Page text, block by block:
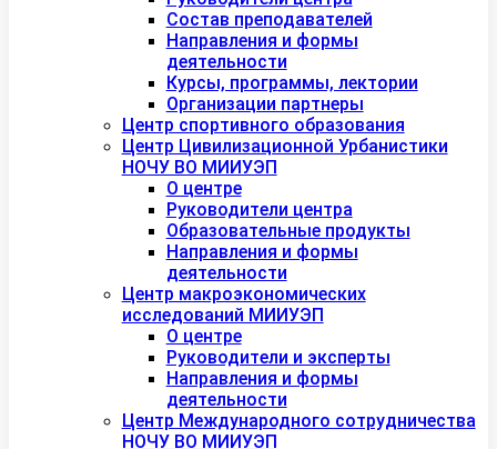
Состав преподавателей
Направления и формы
деятельности
Курсы, программы, лектории
Организации партнеры
Центр спортивного образования
Центр Цивилизационной Урбанистики
НОЧУ ВО МИИУЭП
О центре
Руководители центра
Образовательные продукты
Направления и формы
деятельности
Центр макроэкономических
исследований МИИУЭП
О центре
Руководители и эксперты
Направления и формы
деятельности
Центр Международного сотрудничества
НОЧУ ВО МИИУЭП